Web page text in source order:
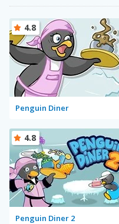
Penguin Diner
4.8
Penguin Diner 2
4.8